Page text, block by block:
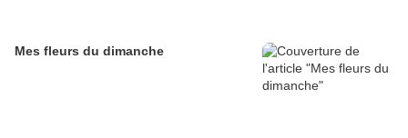
Mes fleurs du dimanche